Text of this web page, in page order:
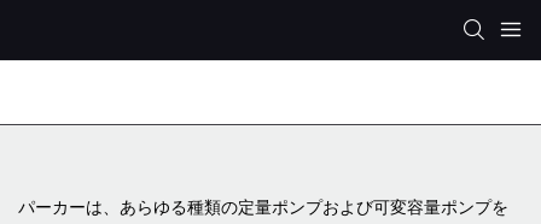
パーカーは、あらゆる種類の定量ポンプおよび可変容量ポンプを